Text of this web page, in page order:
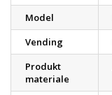
Model
Vending
Produkt
materiale